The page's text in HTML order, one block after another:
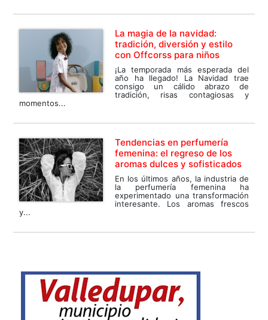
La magia de la navidad:
tradición, diversión y estilo
con Offcorss para niños
¡La temporada más esperada del
año ha llegado! La Navidad trae
consigo un cálido abrazo de
tradición, risas contagiosas y
momentos...
Tendencias en perfumería
femenina: el regreso de los
aromas dulces y sofisticados
En los últimos años, la industria de
la perfumería femenina ha
experimentado una transformación
interesante. Los aromas frescos
y...